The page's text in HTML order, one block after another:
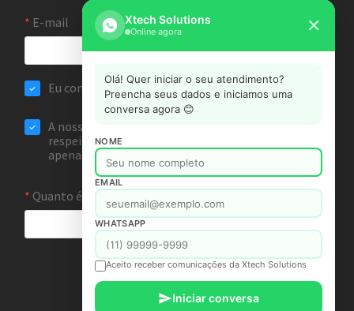
Xtech Solutions
Online agora ✕
Olá! Quer iniciar o seu atendimento?
Preencha seus dados e iniciamos uma
conversa agora 😊
NOME
EMAIL
WHATSAPP
Aceito receber comunicações da Xtech Solutions
Iniciar conversa